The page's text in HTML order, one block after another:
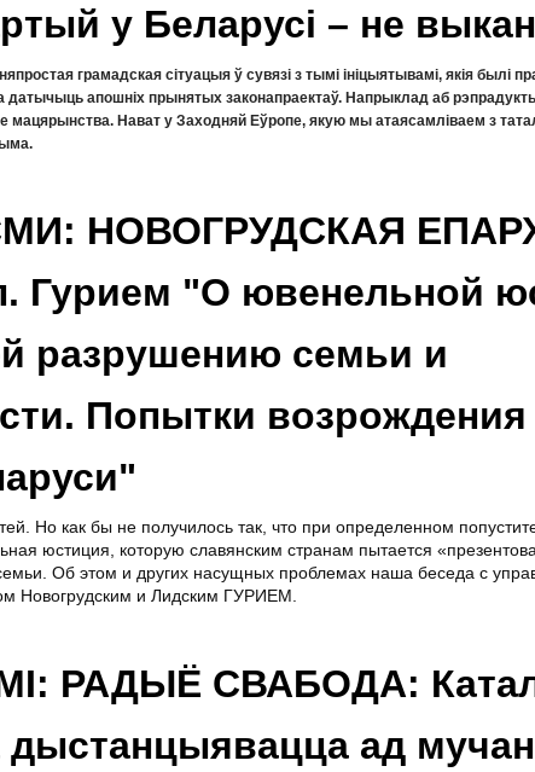
у Беларусі – не
грамадская сітуацыя ў сувязі з тымі ініцыятывамі, якія былі
датычыць апошніх прынятых законапраектаў. Напрыклад аб
мацярынства. Нават у Заходняй Еўропе, якую мы атаясамліваем з
НОВОГРУДСКАЯ
Гурием "О ювенельной
разрушению семьи и
Попытки возрождения
Но как бы не получилось так, что при определенном
юстиция, которую славянским странам пытается
семьи. Об этом и других насущных проблемах наша беседа с
Новогрудским и Лидским ГУРИЕМ.
РАДЫЁ СВАБОДА:
ад